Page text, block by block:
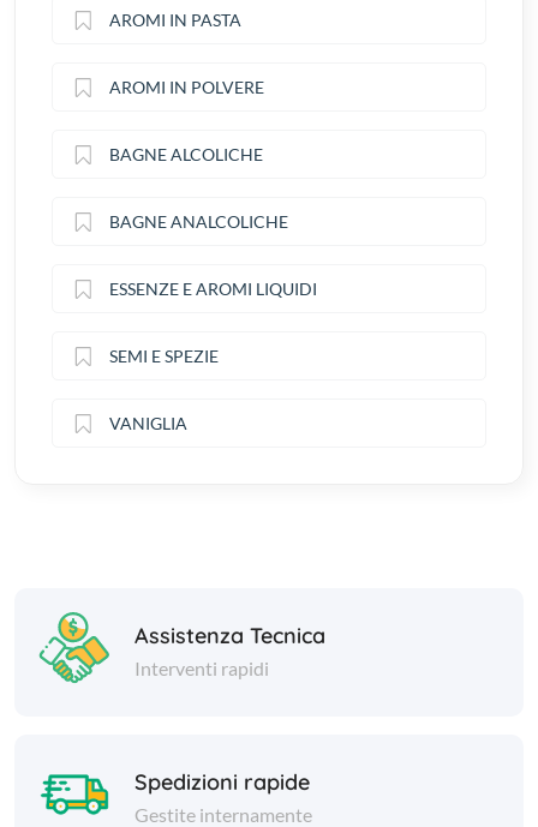
AROMI IN PASTA
AROMI IN POLVERE
BAGNE ALCOLICHE
BAGNE ANALCOLICHE
ESSENZE E AROMI LIQUIDI
SEMI E SPEZIE
VANIGLIA
Assistenza Tecnica
Interventi rapidi
Spedizioni rapide
Gestite internamente